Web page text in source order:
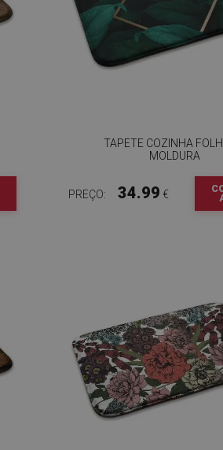
TAPETE COZINHA
MOLDURA
PREÇO: 34.99 €